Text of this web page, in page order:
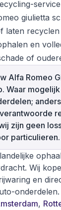
giulietta
laten recyclen
en
of
Alfa Romeo
Waar mogelijk
zijn geen
particulieren.
Wij
en
onderdelen.
,